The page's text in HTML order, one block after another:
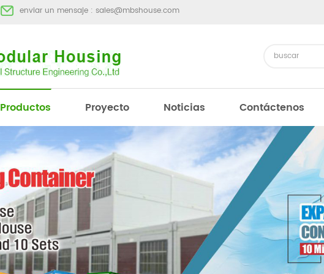
enviar un mensaje : sales@mbshouse.com
Productos Proyecto Noticias Contáctenos